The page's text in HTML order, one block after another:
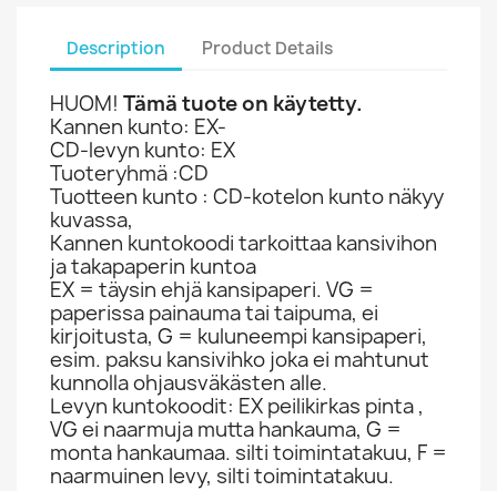
Description Product Details
HUOM! Tämä tuote on käytetty.
Kannen kunto: EX-
CD-levyn kunto: EX
Tuoteryhmä :CD
Tuotteen kunto : CD-kotelon kunto näkyy
kuvassa,
Kannen kuntokoodi tarkoittaa kansivihon
ja takapaperin kuntoa
EX = täysin ehjä kansipaperi. VG =
paperissa painauma tai taipuma, ei
kirjoitusta, G = kuluneempi kansipaperi,
esim. paksu kansivihko joka ei mahtunut
kunnolla ohjausväkästen alle.
Levyn kuntokoodit: EX peilikirkas pinta ,
VG ei naarmuja mutta hankauma, G =
monta hankaumaa. silti toimintatakuu, F =
naarmuinen levy, silti toimintatakuu.